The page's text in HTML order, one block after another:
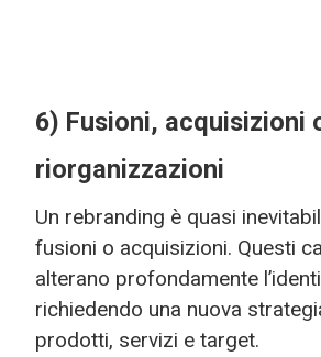
6) Fusioni, acquisizioni
riorganizzazioni
Un rebranding è quasi
fusioni o acquisizioni. Questi
alterano profondamente
richiedendo una nuova
prodotti, servizi e target.